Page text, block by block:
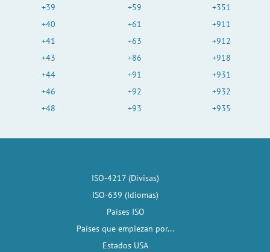
+39
+40
+41
+43
+44
+46
+48
+59
+61
+63
+86
+91
+92
+93
+351
+911
+912
+918
+931
+932
+935
ISO-4217 (Divisas)
ISO-639 (Idiomas)
Países ISO
Países que empiezan por...
Estados USA